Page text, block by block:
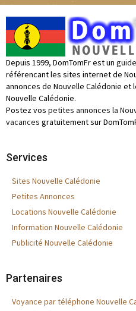
Depuis 1999, DomTomFr est un
référencant les sites internet de
annonces de Nouvelle Calédonie et
Nouvelle Calédonie.
Postez vos petites annonces la
vacances gratuitement sur
Services
Sites Nouvelle Calédonie
Petites Annonces
Locations Nouvelle Calédonie
Information Nouvelle Calédonie
Publicité Nouvelle Calédonie
Partenaires
Voyance par téléphone Nouvelle